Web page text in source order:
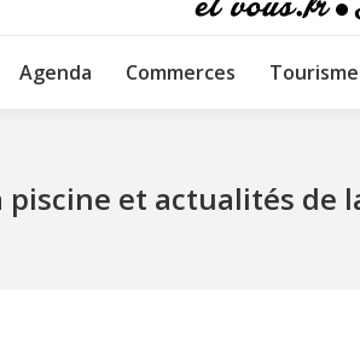
Agenda Commerces Tourisme
piscine et actualités de